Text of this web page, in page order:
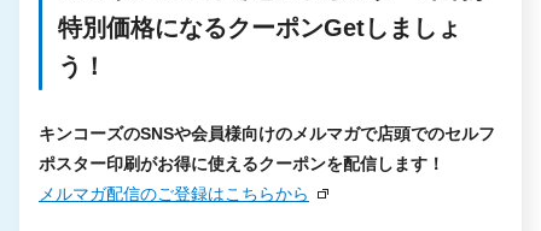
特別価格になるクーポンGetしましょ
う！
キンコーズのSNSや会員様向けのメルマガで店頭でのセルフ
ポスター印刷がお得に使えるクーポンを配信します！
メルマガ配信のご登録はこちらから